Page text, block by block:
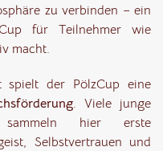
zu verbinden – ein
für Teilnehmer wie
macht.
spielt der PölzCup eine
. Viele junge
hier erste
Selbstvertrauen und